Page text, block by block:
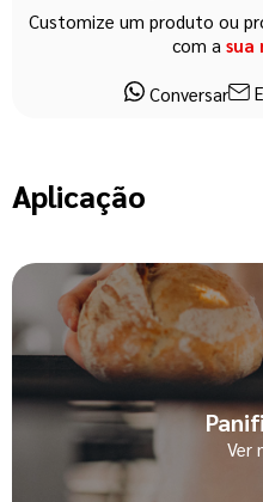
Customize um produto ou
com a sua
Conversar
Aplicação
Ver